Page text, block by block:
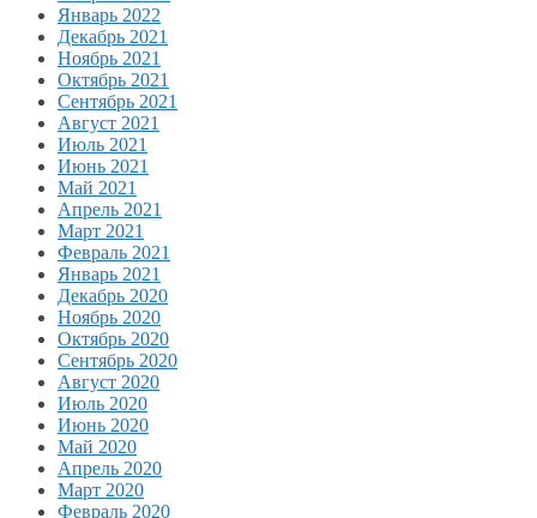
Январь 2022
Декабрь 2021
Ноябрь 2021
Октябрь 2021
Сентябрь 2021
Август 2021
Июль 2021
Июнь 2021
Май 2021
Апрель 2021
Март 2021
Февраль 2021
Январь 2021
Декабрь 2020
Ноябрь 2020
Октябрь 2020
Сентябрь 2020
Август 2020
Июль 2020
Июнь 2020
Май 2020
Апрель 2020
Март 2020
Февраль 2020